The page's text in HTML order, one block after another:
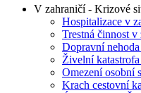
V zahraničí - Krizové
Hospitalizace v
Trestná činnost v
Dopravní
Živelní
Omezení osobní
Krach cestovní